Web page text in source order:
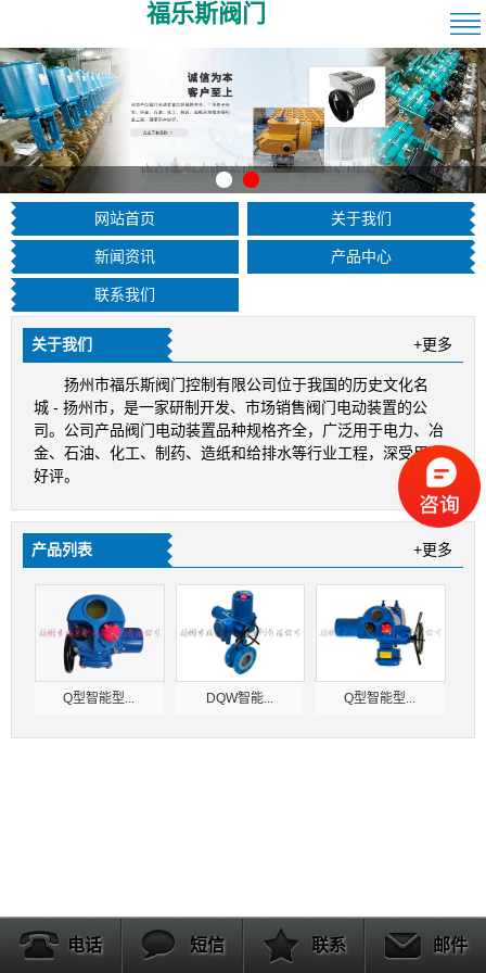
福乐斯阀门
网站首页 关于我们
新闻资讯 产品中心
联系我们
+更多
关于我们
扬州市福乐斯阀门控制有限公司位于我国的历史文化名
城 - 扬州市，是一家研制开发、市场销售阀门电动装置的公
司。公司产品阀门电动装置品种规格齐全，广泛用于电力、冶
金、石油、化工、制药、造纸和给排水等行业工程，深受用户
好评。
产品列表 +更多
Q型智能型... DQW智能... Q型智能型...
电话 短信 联系 邮件